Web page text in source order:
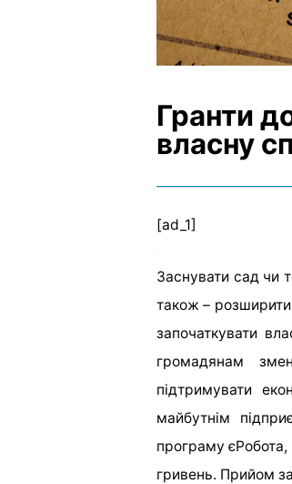
Гранти
власну
[ad_1]
Заснувати сад чи
також – розширити
започаткувати
громадянам
підтримувати
майбутнім
програму
гривень. Прийом